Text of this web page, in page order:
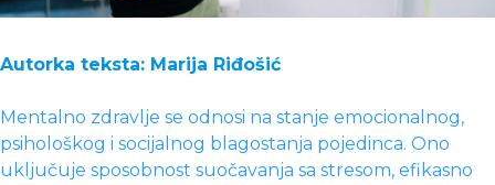
Autorka teksta: Marija Riđošić
Mentalno zdravlje se odnosi na stanje emocionalnog,
psihološkog i socijalnog blagostanja pojedinca. Ono
uključuje sposobnost suočavanja sa stresom, efikasno